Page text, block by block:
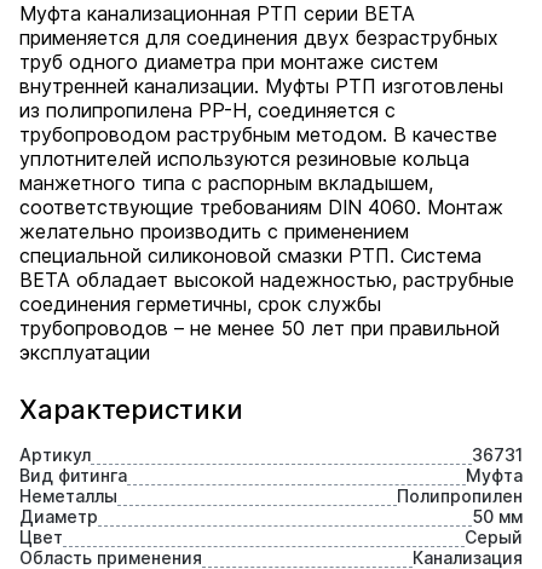
Характеристики
Артикул
36731
Вид фитинга
Муфта
Неметаллы
Полипропилен
Диаметр
50 мм
Цвет
Серый
Область применения
Канализация
Муфта канализационная РТП серии BETA
применяется для соединения двух безраструбных
труб одного диаметра при монтаже систем
внутренней канализации. Муфты РТП изготовлены
из полипропилена PP-H, соединяется с
трубопроводом раструбным методом. В качестве
уплотнителей используются резиновые кольца
манжетного типа с распорным вкладышем,
соответствующие требованиям DIN 4060. Монтаж
желательно производить с применением
специальной силиконовой смазки РТП. Система
BETA обладает высокой надежностью, раструбные
соединения герметичны, срок службы
трубопроводов – не менее 50 лет при правильной
эксплуатации